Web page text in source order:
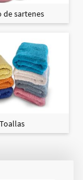
de sartenes
Toallas